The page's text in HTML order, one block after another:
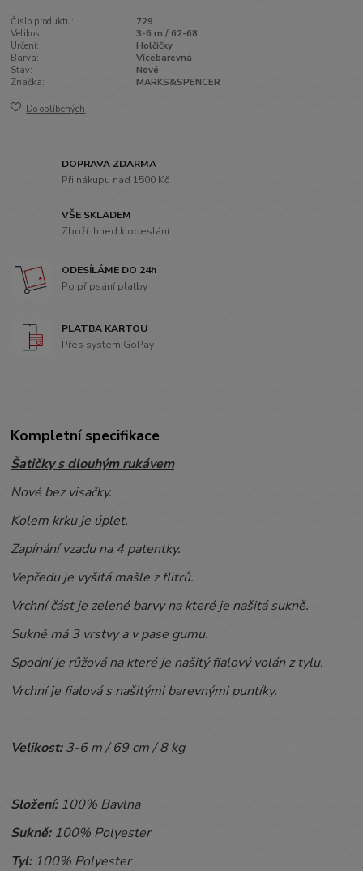
Číslo produktu:
729
Velikost:
3-6 m / 62-68
Určení:
Holčičky
Barva:
Vícebarevná
Stav:
Nové
Značka:
MARKS&SPENCER
Do oblíbených
DOPRAVA ZDARMA
Při nákupu nad 1500 Kč
VŠE SKLADEM
Zboží ihned k odeslání
ODESÍLÁME DO 24h
Po připsání platby
PLATBA KARTOU
Přes systém GoPay
Kompletní specifikace
Šatičky s dlouhým rukávem
Nové bez visačky.
Kolem krku je úplet.
Zapínání vzadu na 4 patentky.
Vepředu je vyšitá mašle z flitrů.
Vrchní část je zelené barvy na které je našitá sukně.
Sukně má 3 vrstvy a v pase gumu.
Spodní je růžová na které je našitý fialový volán z tylu.
Vrchní je fialová s našitými barevnými puntíky.
Velikost:3-6m / 69 cm / 8 kg
Složení: 100% Bavlna
Sukně:100% Polyester
Tyl:100% Polyester